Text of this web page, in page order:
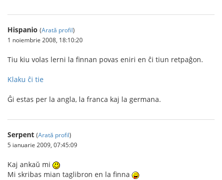
Hispanio (Arată profil)
1 noiembrie 2008, 18:10:20
Tiu kiu volas lerni la finnan povas eniri en ĉi tiun retpaĝon.
Klaku ĉi tie
Ĝi estas per la angla, la franca kaj la germana.
Serpent (Arată profil)
5 ianuarie 2009, 07:45:09
Kaj ankaŭ mi
Mi skribas mian taglibron en la finna